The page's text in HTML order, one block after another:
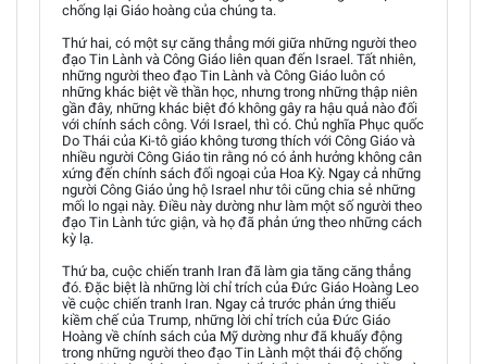
chống lại Giáo hoàng của chúng ta.
Thứ hai, có một sự căng thẳng mới giữa những người theo
đạo Tin Lành và Công Giáo liên quan đến Israel. Tất nhiên,
những người theo đạo Tin Lành và Công Giáo luôn có
những khác biệt về thần học, nhưng trong những thập niên
gần đây, những khác biệt đó không gây ra hậu quả nào đối
với chính sách công. Với Israel, thì có. Chủ nghĩa Phục quốc
Do Thái của Ki-tô giáo không tương thích với Công Giáo và
nhiều người Công Giáo tin rằng nó có ảnh hưởng không cân
xứng đến chính sách đối ngoại của Hoa Kỳ. Ngay cả những
người Công Giáo ủng hộ Israel như tôi cũng chia sẻ những
mối lo ngại này. Điều này dường như làm một số người theo
đạo Tin Lành tức giận, và họ đã phản ứng theo những cách
kỳ lạ.
Thứ ba, cuộc chiến tranh Iran đã làm gia tăng căng thẳng
đó. Đặc biệt là những lời chỉ trích của Đức Giáo Hoàng Leo
về cuộc chiến tranh Iran. Ngay cả trước phản ứng thiếu
kiềm chế của Trump, những lời chỉ trích của Đức Giáo
Hoàng về chính sách của Mỹ dường như đã khuấy động
trong những người theo đạo Tin Lành một thái độ chống